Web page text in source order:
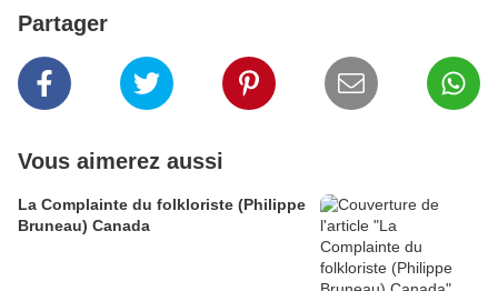
Partager
Vous aimerez aussi
La Complainte du folkloriste (Philippe
Bruneau) Canada